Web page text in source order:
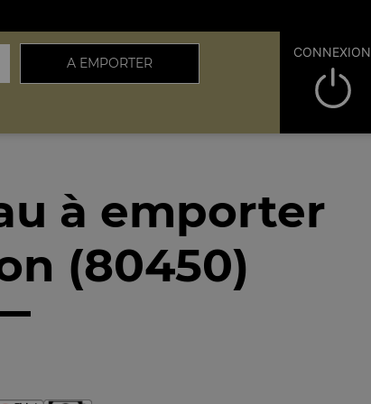
A EMPORTER
CONNEXION
à emporter
(80450)